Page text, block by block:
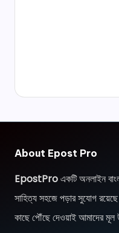
About Epost Pro
EpostProএকটি অনলাইন
সাহিত্য সহজে পড়ার সুযোগ
কাছে পৌঁছে দেওয়াই আমাদের মূল